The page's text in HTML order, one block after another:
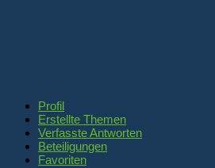
Profil
Erstellte Themen
Verfasste Antworten
Beteiligungen
Favoriten